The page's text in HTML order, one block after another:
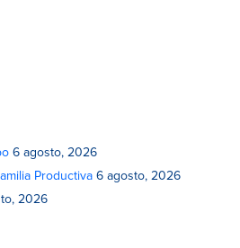
6 agosto, 2026
Productiva 6 agosto, 2026
2026